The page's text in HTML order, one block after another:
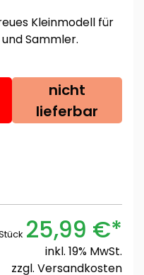
Kleinmodell für
Sammler.
nicht
lieferbar
25,99 €*
inkl. 19% MwSt.
zzgl. Versandkosten